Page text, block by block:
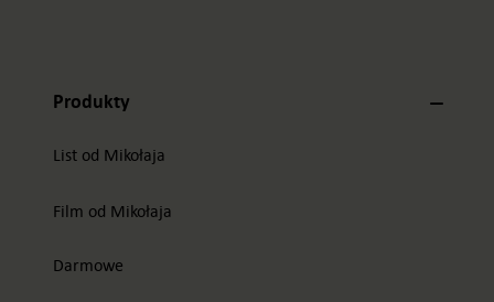
Produkty
List od Mikołaja
Film od Mikołaja
Darmowe